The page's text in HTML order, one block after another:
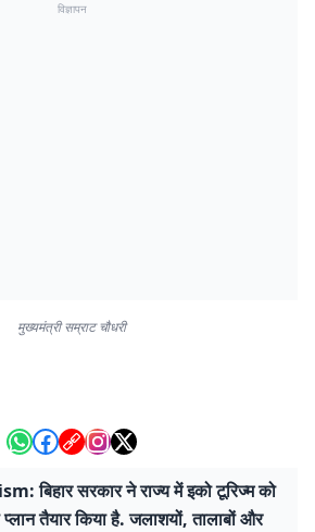
विज्ञापन
मुख्यमंत्री सम्राट चौधरी
बिहार सरकार ने राज्य में इको टूरिज्म को
तैयार किया है. जलाशयों, तालाबों और